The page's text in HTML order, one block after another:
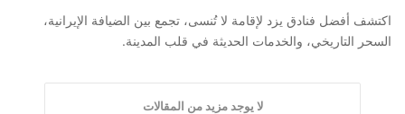
اكتشف أفضل فنادق يزد لإقامة لا تُنسى، تجمع بين الضيافة الإيرانية،
السحر التاريخي، والخدمات الحديثة في قلب المدينة.
لا يوجد مزيد من المقالات